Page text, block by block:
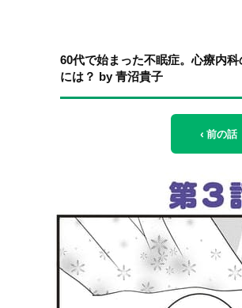
60代で始まった不眠症。心療内
には？ by 青沼貴子
‹ 前の話